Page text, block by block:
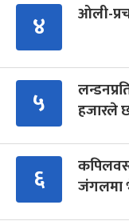
४ ओली-
५
हजारले
६
जंगलमा